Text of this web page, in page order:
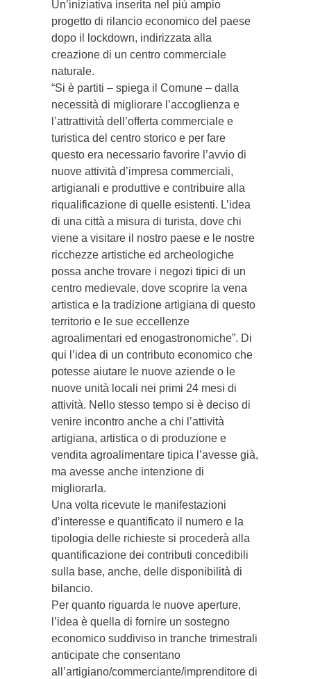
Un’iniziativa inserita nel più ampio
progetto di rilancio economico del paese
dopo il lockdown, indirizzata alla
creazione di un centro commerciale
naturale.
“Si è partiti – spiega il Comune – dalla
necessità di migliorare l’accoglienza e
l’attrattività dell’offerta commerciale e
turistica del centro storico e per fare
questo era necessario favorire l’avvio di
nuove attività d’impresa commerciali,
artigianali e produttive e contribuire alla
riqualificazione di quelle esistenti. L’idea
di una città a misura di turista, dove chi
viene a visitare il nostro paese e le nostre
ricchezze artistiche ed archeologiche
possa anche trovare i negozi tipici di un
centro medievale, dove scoprire la vena
artistica e la tradizione artigiana di questo
territorio e le sue eccellenze
agroalimentari ed enogastronomiche”. Di
qui l’idea di un contributo economico che
potesse aiutare le nuove aziende o le
nuove unità locali nei primi 24 mesi di
attività. Nello stesso tempo si è deciso di
venire incontro anche a chi l’attività
artigiana, artistica o di produzione e
vendita agroalimentare tipica l’avesse già,
ma avesse anche intenzione di
migliorarla.
Una volta ricevute le manifestazioni
d’interesse e quantificato il numero e la
tipologia delle richieste si procederà alla
quantificazione dei contributi concedibili
sulla base, anche, delle disponibilità di
bilancio.
Per quanto riguarda le nuove aperture,
l’idea è quella di fornire un sostegno
economico suddiviso in tranche trimestrali
anticipate che consentano
all’artigiano/commerciante/imprenditore di